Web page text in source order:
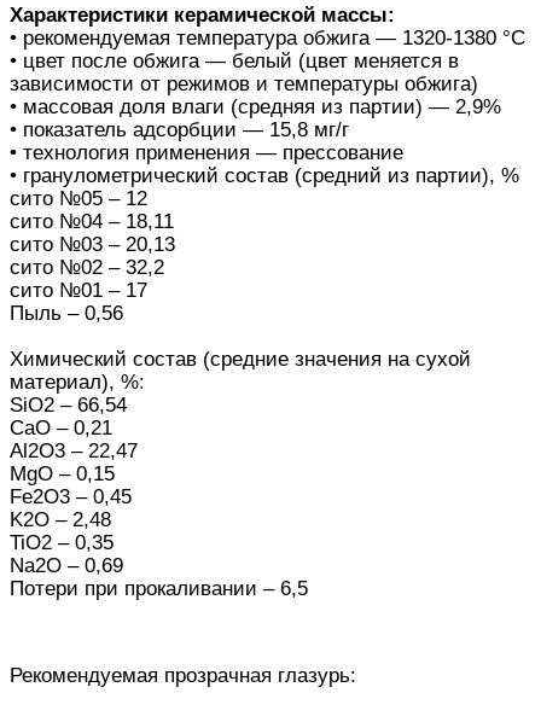
Характеристики керамической массы:
• рекомендуемая температура обжига — 1320-1380 °С
• цвет после обжига — белый (цвет меняется в
зависимости от режимов и температуры обжига)
• массовая доля влаги (средняя из партии) — 2,9%
• показатель адсорбции — 15,8 мг/г
• технология применения — прессование
• гранулометрический состав (средний из партии), %
сито №05 – 12
сито №04 – 18,11
сито №03 – 20,13
сито №02 – 32,2
сито №01 – 17
Пыль – 0,56
Химический состав (средние значения на сухой
материал), %:
SiO2 – 66,54
CaO – 0,21
Al2O3 – 22,47
MgO – 0,15
Fe2O3 – 0,45
K2O – 2,48
TiO2 – 0,35
Na2O – 0,69
Потери при прокаливании – 6,5
Рекомендуемая прозрачная глазурь: